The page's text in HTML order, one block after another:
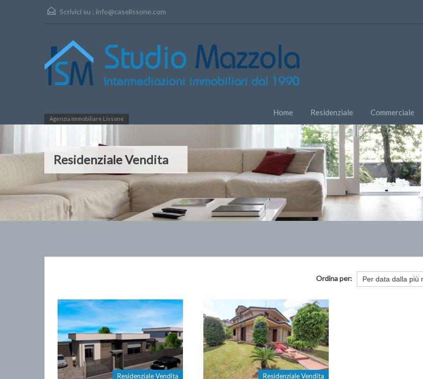
Scrivici su : info@caselissone.com
Agenzia Immobiliare Lissone
Home Residenziale Commerciale
Residenziale Vendita
Ordina per:
Residenziale Vendita Residenziale Vendita